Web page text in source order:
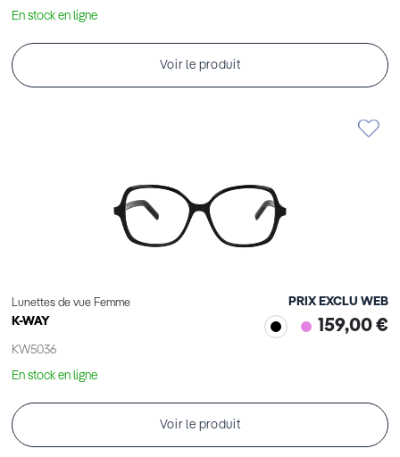
En stock en ligne
Voir le produit
Lunettes de vue Femme
K-WAY
KW5036
PRIX EXCLU WEB
159,00 €
En stock en ligne
Voir le produit